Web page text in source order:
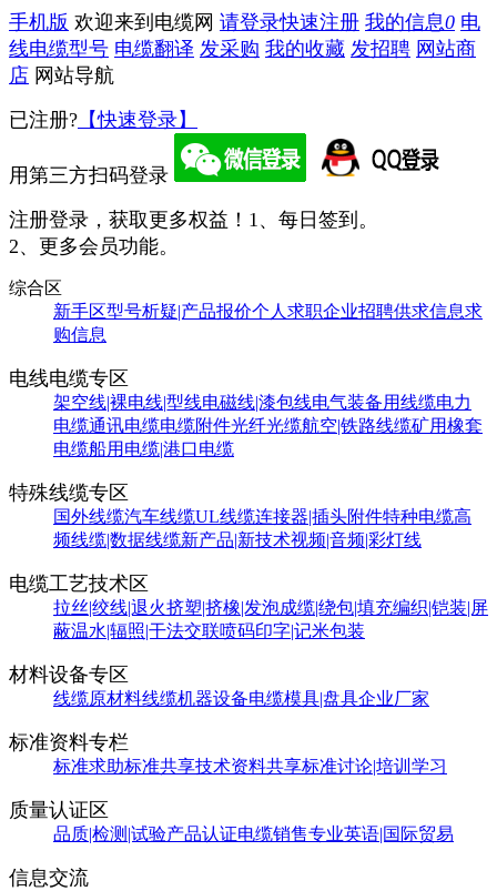
手机版 欢迎来到电缆网 请登录快速注册 我的信息0 电
线电缆型号 电缆翻译 发采购 我的收藏 发招聘 网站商
店 网站导航
已注册? 【快速登录】
用第三方扫码登录
注册登录，获取更多权益！ 1、每日签到。
2、更多会员功能。
综合区
新手区型号析疑|产品报价个人求职企业招聘供求信息求
购信息
电线电缆专区
架空线|裸电线|型线电磁线|漆包线电气装备用线缆电力
电缆通讯电缆电缆附件光纤光缆航空|铁路线缆矿用橡套
电缆船用电缆|港口电缆
特殊线缆专区
国外线缆汽车线缆UL线缆连接器|插头附件特种电缆高
频线缆|数据线缆新产品|新技术视频|音频|彩灯线
电缆工艺技术区
拉丝|绞线|退火挤塑|挤橡|发泡成缆|绕包|填充编织|铠装|屏
蔽温水|辐照|干法交联喷码印字|记米包装
材料设备专区
线缆原材料线缆机器设备电缆模具|盘具企业厂家
标准资料专栏
标准求助标准共享技术资料共享标准讨论|培训学习
质量认证区
品质|检测|试验产品认证电缆销售专业英语|国际贸易
信息交流